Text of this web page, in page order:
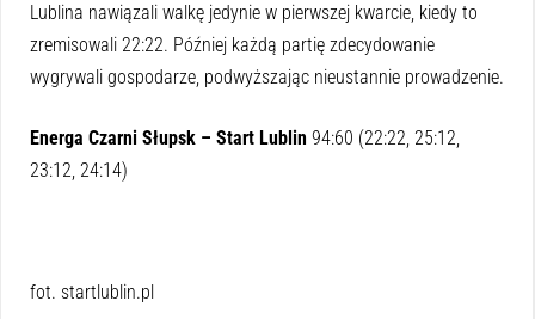
Lublina nawiązali walkę jedynie w pierwszej kwarcie, kiedy to
zremisowali 22:22. Później każdą partię zdecydowanie
wygrywali gospodarze, podwyższając nieustannie prowadzenie.
Energa Czarni Słupsk – Start Lublin 94:60 (22:22, 25:12,
23:12, 24:14)
fot. startlublin.pl